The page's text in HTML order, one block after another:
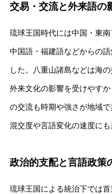
交易・交流と外来語の
琉球王国時代には中国・東南
中国語・福建語などからの
した。八重山諸島などは海
外来文化の影響を受けやす
の交流も時期や強さが地域
混交度や言語変化の速度にも
政治的支配と言語政策
琉球王国による統治下では